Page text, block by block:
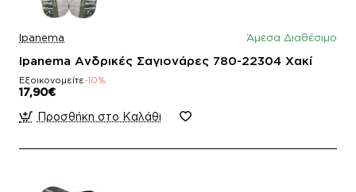
Ipanema Άμεσα Διαθέσιμο
Ipanema Ανδρικές Σαγιονάρες 780-22304 Χακί
Εξοικονομείτε-10%
17,90€
Προσθήκη στο Καλάθι